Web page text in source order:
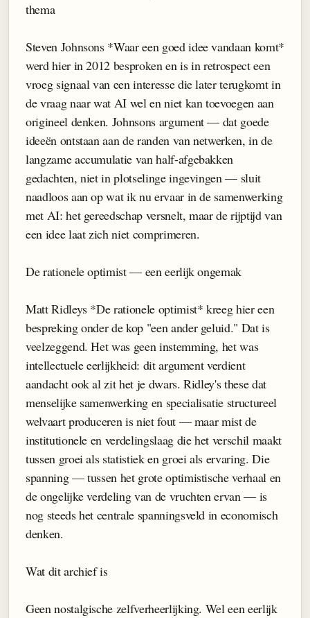
thema
Steven Johnsons *Waar een goed idee vandaan komt*
werd hier in 2012 besproken en is in retrospect een
vroeg signaal van een interesse die later terugkomt in
de vraag naar wat AI wel en niet kan toevoegen aan
origineel denken. Johnsons argument — dat goede
ideeën ontstaan aan de randen van netwerken, in de
langzame accumulatie van half-afgebakken
gedachten, niet in plotselinge ingevingen — sluit
naadloos aan op wat ik nu ervaar in de samenwerking
met AI: het gereedschap versnelt, maar de rijptijd van
een idee laat zich niet comprimeren.
De rationele optimist — een eerlijk ongemak
Matt Ridleys *De rationele optimist* kreeg hier een
bespreking onder de kop "een ander geluid." Dat is
veelzeggend. Het was geen instemming, het was
intellectuele eerlijkheid: dit argument verdient
aandacht ook al zit het je dwars. Ridley's these dat
menselijke samenwerking en specialisatie structureel
welvaart produceren is niet fout — maar mist de
institutionele en verdelingslaag die het verschil maakt
tussen groei als statistiek en groei als ervaring. Die
spanning — tussen het grote optimistische verhaal en
de ongelijke verdeling van de vruchten ervan — is
nog steeds het centrale spanningsveld in economisch
denken.
Wat dit archief is
Geen nostalgische zelfverheerlijking. Wel een eerlijk